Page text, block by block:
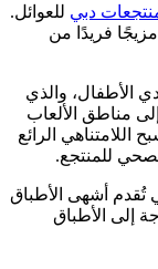
دبي للعوائل.
فريدًا من
الأطفال، والذي
مناطق الألعاب
اللامتناهي الرائع
للمنتجع.
تُقدم أشهى الأطباق
إلى الأطباق